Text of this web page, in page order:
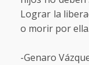
Lograr la
o morir por
-Genaro